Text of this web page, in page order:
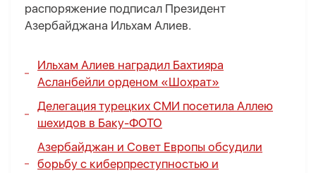
распоряжение подписал Президент
Азербайджана Ильхам Алиев.
Ильхам Алиев наградил Бахтияра
Асланбейли орденом «Шохрат»
Делегация турецких СМИ посетила Аллею
шехидов в Баку-ФОТО
Азербайджан и Совет Европы обсудили
борьбу с киберпреступностью и